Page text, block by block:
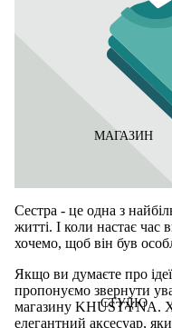
МАГАЗИН
СТУДІО
Сестра - це одна з
житті. І коли настає час
хочемо, щоб він був
Якщо ви думаєте про
пропонуємо звернути
магазину KHUSTYNA.
елегантний аксесуар,